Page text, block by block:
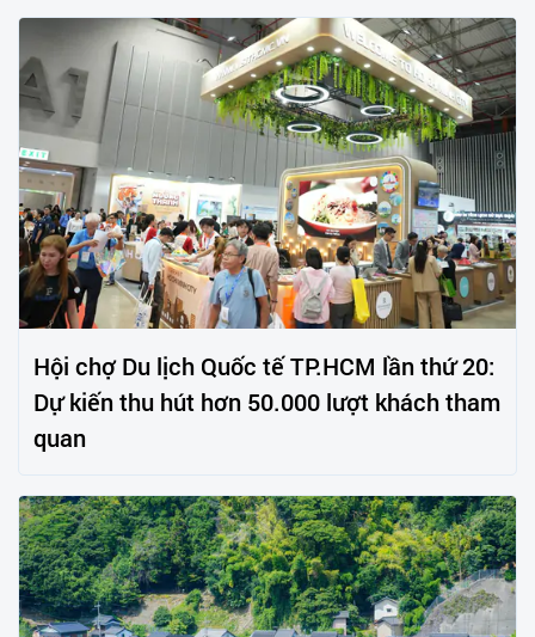
Hội chợ Du lịch Quốc tế TP.HCM lần thứ 20:
Dự kiến thu hút hơn 50.000 lượt khách tham
quan